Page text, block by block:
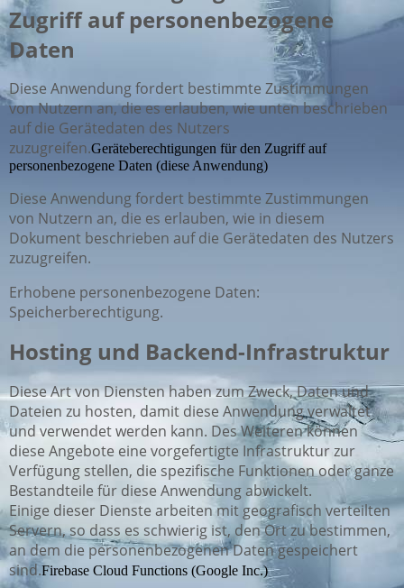
Zugriff auf personenbezogene
Daten
Diese Anwendung fordert bestimmte Zustimmungen
von Nutzern an, die es erlauben, wie unten beschrieben
auf die Gerätedaten des Nutzers
zuzugreifen.Geräteberechtigungen für den Zugriff auf
personenbezogene Daten (diese Anwendung)
Diese Anwendung fordert bestimmte Zustimmungen
von Nutzern an, die es erlauben, wie in diesem
Dokument beschrieben auf die Gerätedaten des Nutzers
zuzugreifen.
Erhobene personenbezogene Daten:
Speicherberechtigung.
Hosting und Backend-Infrastruktur
Diese Art von Diensten haben zum Zweck, Daten und
Dateien zu hosten, damit diese Anwendung verwaltet
und verwendet werden kann. Des Weiteren können
diese Angebote eine vorgefertigte Infrastruktur zur
Verfügung stellen, die spezifische Funktionen oder ganze
Bestandteile für diese Anwendung abwickelt.
Einige dieser Dienste arbeiten mit geografisch verteilten
Servern, so dass es schwierig ist, den Ort zu bestimmen,
an dem die personenbezogenen Daten gespeichert
sind.Firebase Cloud Functions (Google Inc.)